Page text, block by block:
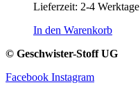
Lieferzeit: 2-4 Werktage
In den Warenkorb
© Geschwister-Stoff UG
Facebook Instagram